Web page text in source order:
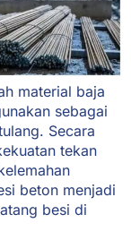
material baja
sebagai
Secara
tekan
beton menjadi
besi di